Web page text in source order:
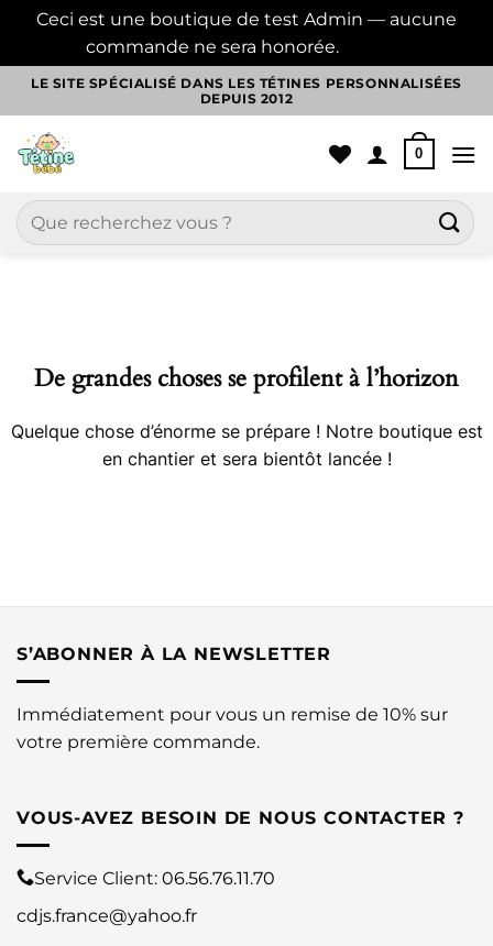
Ceci est une boutique de test Admin — aucune
commande ne sera honorée.
Passer
contenu
LE SITE SPÉCIALISÉ DANS LES TÉTINES PERSONNALISÉES
DEPUIS 2012
0
Recherche
pour :
De grandes choses se profilent à l’horizon
Quelque chose d’énorme se prépare ! Notre boutique est
en chantier et sera bientôt lancée !
S’ABONNER À LA NEWSLETTER
Immédiatement pour vous un remise de 10% sur
votre première commande.
VOUS-AVEZ BESOIN DE NOUS CONTACTER ?
Service Client: 06.56.76.11.70
cdjs.france@yahoo.fr